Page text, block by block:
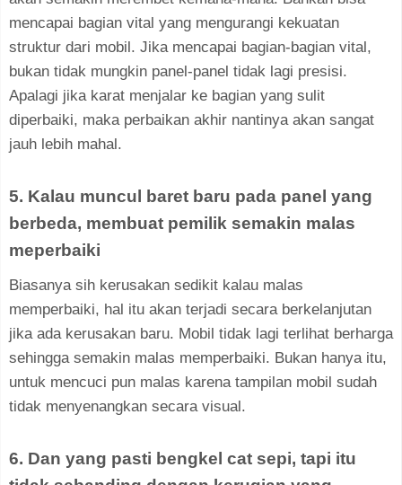
mencapai bagian vital yang mengurangi kekuatan
struktur dari mobil. Jika mencapai bagian-bagian vital,
bukan tidak mungkin panel-panel tidak lagi presisi.
Apalagi jika karat menjalar ke bagian yang sulit
diperbaiki, maka perbaikan akhir nantinya akan sangat
jauh lebih mahal.
5. Kalau muncul baret baru pada panel yang
berbeda, membuat pemilik semakin malas
meperbaiki
Biasanya sih kerusakan sedikit kalau malas
memperbaiki, hal itu akan terjadi secara berkelanjutan
jika ada kerusakan baru. Mobil tidak lagi terlihat berharga
sehingga semakin malas memperbaiki. Bukan hanya itu,
untuk mencuci pun malas karena tampilan mobil sudah
tidak menyenangkan secara visual.
6. Dan yang pasti bengkel cat sepi, tapi itu